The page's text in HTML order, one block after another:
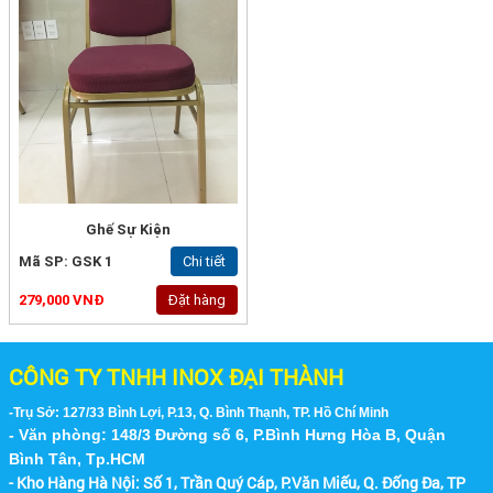
Ghế Sự Kiện
Mã SP: GSK 1
Chi tiết
279,000 VNĐ Đặt hàng
CÔNG TY TNHH INOX ĐẠI THÀNH
-Trụ Sở: 127/33 Bình Lợi, P.13, Q. Bình Thạnh, TP. Hồ Chí Minh
- Văn phòng: 148/3 Đường số 6, P.Bình Hưng Hòa B, Quận
Bình Tân, Tp.HCM
- Kho Hàng Hà Nội: Số 1, Trần Quý Cáp, P.Văn Miếu, Q. Đống Đa, TP